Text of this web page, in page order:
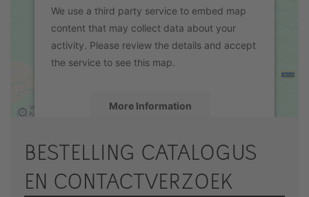
We use a third party service to embed map
content that may collect data about your
activity. Please review the details and accept
the service to see this map.
More Information
Management Platform & eRecht24
BESTELLING CATALOGUS
EN CONTACTVERZOEK